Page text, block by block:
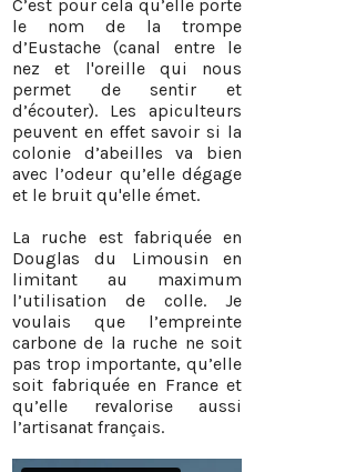
C’est pour cela qu’elle porte
le nom de la trompe
d’Eustache (canal entre le
nez et l'oreille qui nous
permet de sentir et
d’écouter). Les apiculteurs
peuvent en effet savoir si la
colonie d’abeilles va bien
avec l’odeur qu’elle dégage
et le bruit qu'elle émet.
La ruche est fabriquée en
Douglas du Limousin en
limitant au maximum
l’utilisation de colle. Je
voulais que l’empreinte
carbone de la ruche ne soit
pas trop importante, qu’elle
soit fabriquée en France et
qu’elle revalorise aussi
l’artisanat français.